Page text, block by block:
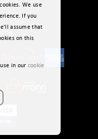
We use
If you
assume that
on this
in our cookie